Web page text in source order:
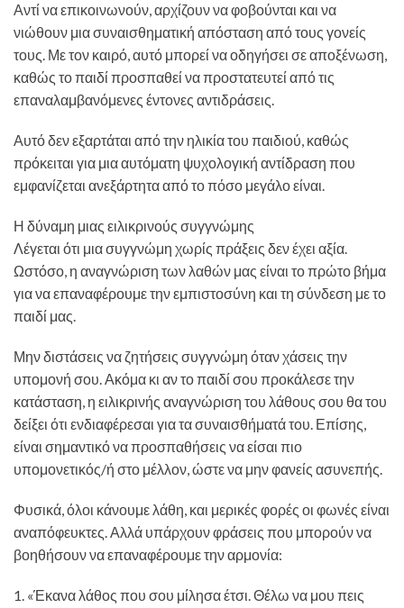
Αντί να επικοινωνούν, αρχίζουν να φοβούνται και να
νιώθουν μια συναισθηματική απόσταση από τους γονείς
τους. Με τον καιρό, αυτό μπορεί να οδηγήσει σε αποξένωση,
καθώς το παιδί προσπαθεί να προστατευτεί από τις
επαναλαμβανόμενες έντονες αντιδράσεις.
Αυτό δεν εξαρτάται από την ηλικία του παιδιού, καθώς
πρόκειται για μια αυτόματη ψυχολογική αντίδραση που
εμφανίζεται ανεξάρτητα από το πόσο μεγάλο είναι.
Η δύναμη μιας ειλικρινούς συγγνώμης
Λέγεται ότι μια συγγνώμη χωρίς πράξεις δεν έχει αξία.
Ωστόσο, η αναγνώριση των λαθών μας είναι το πρώτο βήμα
για να επαναφέρουμε την εμπιστοσύνη και τη σύνδεση με το
παιδί μας.
Μην διστάσεις να ζητήσεις συγγνώμη όταν χάσεις την
υπομονή σου. Ακόμα κι αν το παιδί σου προκάλεσε την
κατάσταση, η ειλικρινής αναγνώριση του λάθους σου θα του
δείξει ότι ενδιαφέρεσαι για τα συναισθήματά του. Επίσης,
είναι σημαντικό να προσπαθήσεις να είσαι πιο
υπομονετικός/ή στο μέλλον, ώστε να μην φανείς ασυνεπής.
Φυσικά, όλοι κάνουμε λάθη, και μερικές φορές οι φωνές είναι
αναπόφευκτες. Αλλά υπάρχουν φράσεις που μπορούν να
βοηθήσουν να επαναφέρουμε την αρμονία:
1. «Έκανα λάθος που σου μίλησα έτσι. Θέλω να μου πεις